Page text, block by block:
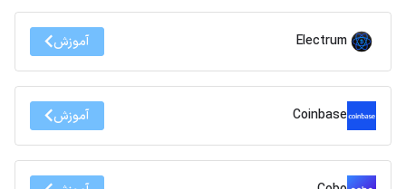
Electrum آموزش
Coinbase آموزش